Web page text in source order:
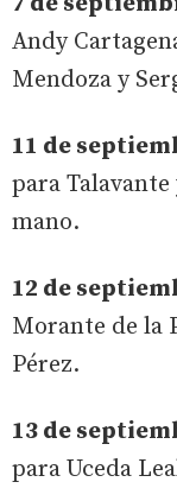
Andy
Mendoza y
11 de
para
mano.
12 de
Morante de la
Pérez.
13 de
para Uceda